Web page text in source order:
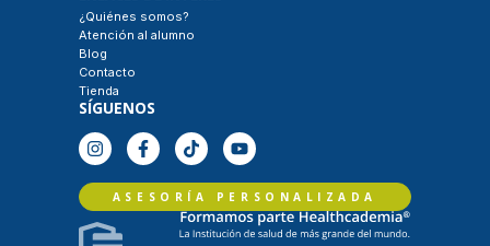
¿Quiénes somos?
Atención al alumno
Blog
Contacto
Tienda
SÍGUENOS
ASESORÍA PERSONALIZADA